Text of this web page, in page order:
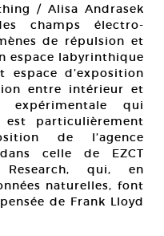
/ Alisa Andrasek
champs électro-
de répulsion et
espace labyrinthique
d’exposition
entre intérieur et
expérimentale qui
particulièrement
de l’agence
celle de EZCT
qui, en
naturelles, font
de Frank Lloyd